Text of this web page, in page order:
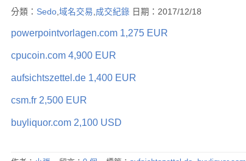
分類： Sedo,域名交易,成交紀錄 日期：2017/12/18
powerpointvorlagen.com 1,275 EUR
cpucoin.com 4,900 EUR
aufsichtszettel.de 1,400 EUR
csm.fr 2,500 EUR
buyliquor.com 2,100 USD